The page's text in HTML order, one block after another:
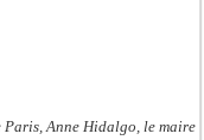
Anne Hidalgo, le maire